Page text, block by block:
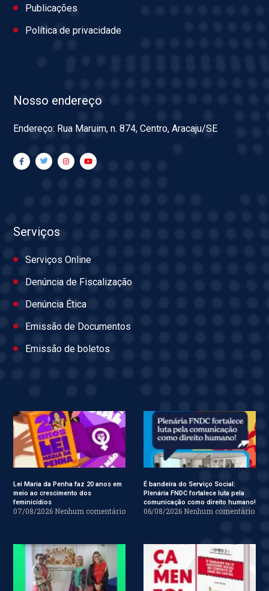
Publicações
Política de privacidade
Nosso endereço
Endereço: Rua Maruim, n. 874, Centro, Aracaju/SE
Serviços
Serviços Online
Denúncia de Fiscalização
Denúncia Ética
Emissão de Documentos
Emissão de boletos
Lei Maria da Penha faz 20 anos em
meio ao crescimento dos
feminicídios
07/08/2026 Nenhum comentário
É bandeira do Serviço Social:
Plenária FNDC fortalece luta pela
comunicação como direito humano!
06/08/2026 Nenhum comentário